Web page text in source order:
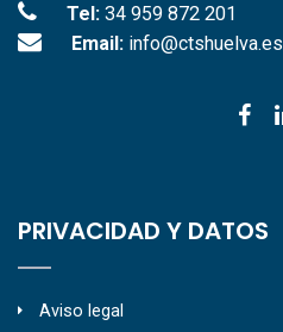
Tel: 34 959 872 201
Email: info@ctshuelva.es
PRIVACIDAD Y DATOS
Aviso legal